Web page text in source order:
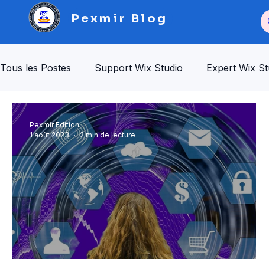
Pexmir Blog
Tous les Postes Support Wix Studio Expert Wix
Template e-commerce Wix Studio Ressources
Pexmir Edition
1 août 2023
2 min de lecture